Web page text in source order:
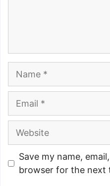
Website
Save my name,
browser for the next